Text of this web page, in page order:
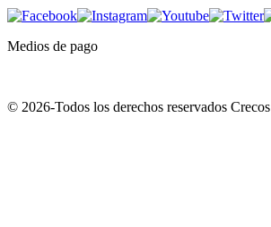
Medios de pago
© 2026-Todos los derechos reservados Crecos